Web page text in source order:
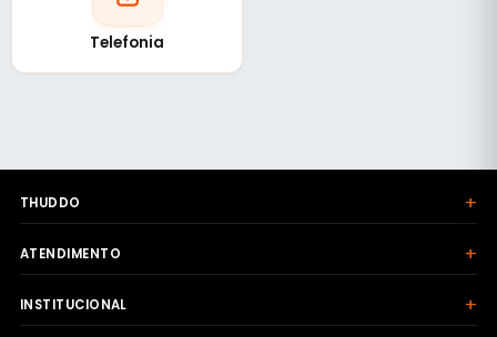
Telefonia
THUDDO +
ATENDIMENTO +
INSTITUCIONAL +